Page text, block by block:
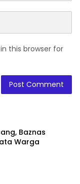
this browser for
Baznas
Warga